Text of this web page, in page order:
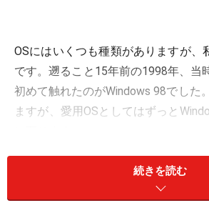
OSにはいくつも種類がありますが、
です。遡ること15年前の1998年、当
初めて触れたのがWindows 98でした
ますが、愛用OSとしてはずっと
Windowsを選ぶメリットを6つご紹介
続きを読む